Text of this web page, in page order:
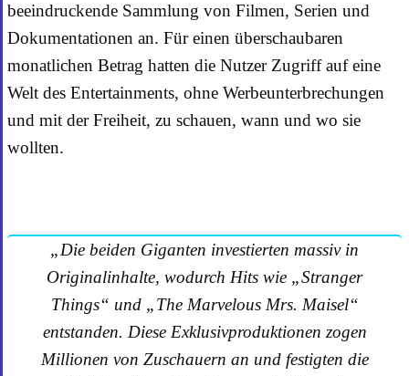
beeindruckende Sammlung von Filmen, Serien und
Dokumentationen an. Für einen überschaubaren
monatlichen Betrag hatten die Nutzer Zugriff auf eine
Welt des Entertainments, ohne Werbeunterbrechungen
und mit der Freiheit, zu schauen, wann und wo sie
wollten.
„Die beiden Giganten investierten massiv in
Originalinhalte, wodurch Hits wie „Stranger
Things“ und „The Marvelous Mrs. Maisel“
entstanden. Diese Exklusivproduktionen zogen
Millionen von Zuschauern an und festigten die